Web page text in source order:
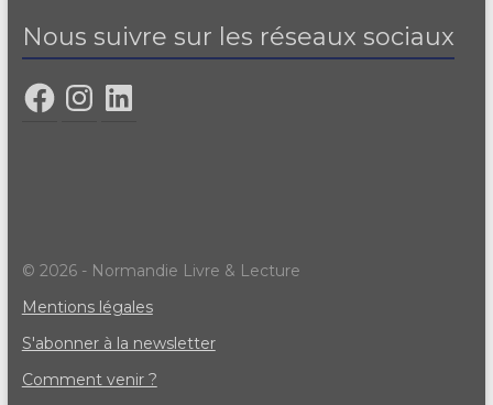
Nous suivre sur les réseaux sociaux
© 2026 - Normandie Livre & Lecture
Mentions légales
S'abonner à la newsletter
Comment venir ?